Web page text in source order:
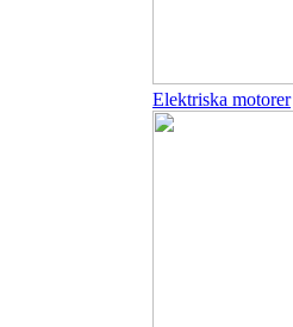
Elektriska motorer